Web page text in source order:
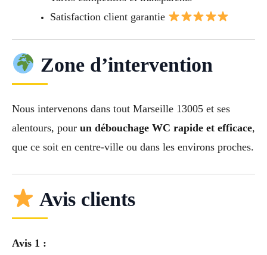
Satisfaction client garantie
Zone d’intervention
Nous intervenons dans tout Marseille 13005 et ses
alentours, pour un débouchage WC rapide et efficace,
que ce soit en centre-ville ou dans les environs proches.
Avis clients
Avis 1 :